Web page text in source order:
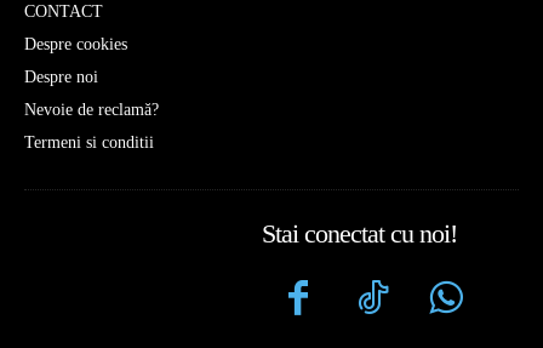
CONTACT
Despre cookies
Despre noi
Nevoie de reclamă?
Termeni si conditii
Stai conectat cu noi!